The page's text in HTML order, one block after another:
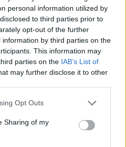
personal information utilized by
to third parties prior to
opt-out of the further
by third parties on the
This information may
parties on the IAB’s List of
may further disclose it to other
Opt Outs
Sharing of my